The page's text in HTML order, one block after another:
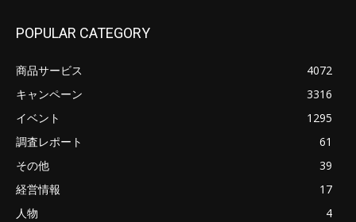
POPULAR CATEGORY
商品サービス
4072
キャンペーン
3316
イベント
1295
調査レポート
61
その他
39
経営情報
17
人物
4